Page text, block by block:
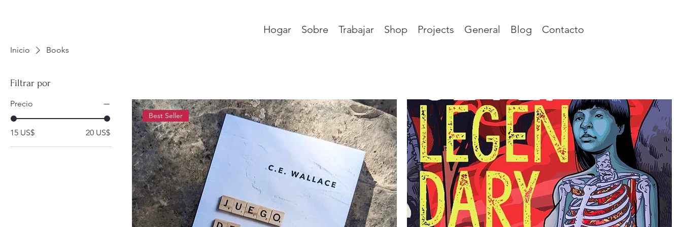
Hogar Sobre Trabajar Shop Projects General Blog Contacto
Inicio Books
Filtrar por
Precio
15 US$ 20 US$
Best Seller